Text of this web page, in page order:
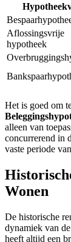
Aflossingsvrije
hypotheek
Het is goed om
alleen van
concurrerend in
vaste periode
Wonen
De historische
dynamiek van
heeft altijd een